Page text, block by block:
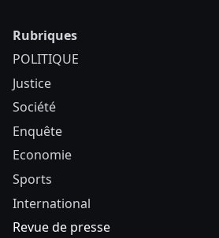
Rubriques
POLITIQUE
Justice
Société
Enquête
Economie
Sports
International
Revue de presse